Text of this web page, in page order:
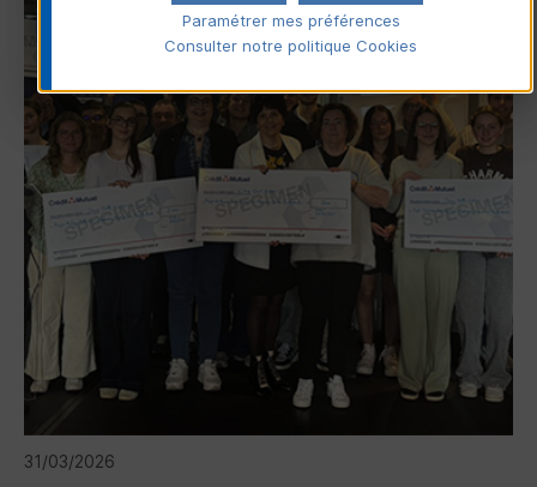
31/03/2026
ENGAGEMENT SOCIÉTALParamétrer mes préférences
Consulter notre politique Cookies